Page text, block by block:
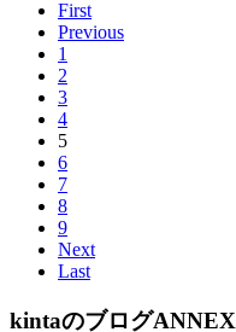
First
Previous
1
2
3
4
5
6
7
8
9
Next
Last
kintaのブログANNEX